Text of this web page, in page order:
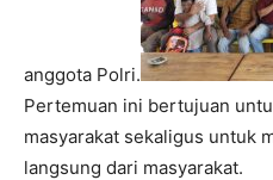
anggota Polri.
Pertemuan ini bertujuan
masyarakat sekaligus untuk
langsung dari masyarakat.